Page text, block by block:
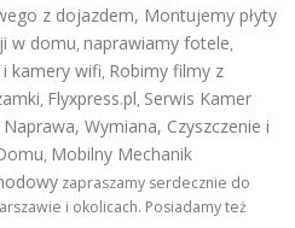
z dojazdem, Montujemy płyty
w domu, naprawiamy fotele,
kamery wifi, Robimy filmy z
, Flyxpress.pl, Serwis Kamer
Wymiana, Czyszczenie i
, Mobilny Mechanik
zapraszamy serdecznie do
i okolicach. Posiadamy też